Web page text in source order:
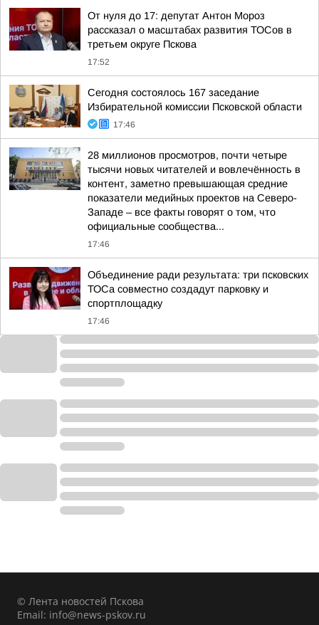
От нуля до 17: депутат Антон Мороз
рассказал о масштабах развития ТОСов в
третьем округе Пскова
17:52
Сегодня состоялось 167 заседание
Избирательной комиссии Псковской области
17:46
28 миллионов просмотров, почти четыре
тысячи новых читателей и вовлечённость в
контент, заметно превышающая средние
показатели медийных проектов на Северо-
Западе – все факты говорят о том, что
официальные сообщества...
17:46
Объединение ради результата: три псковских
ТОСа совместно создадут парковку и
спортплощадку
17:46
© Лента новостей Пскова
Email: info@news-pskov.ru